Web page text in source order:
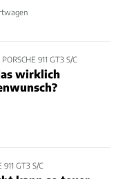
911 GT3 S/C
wirklich
911 GT3 S/C